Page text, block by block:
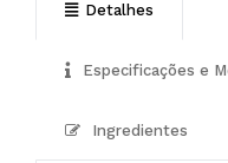
Detalhes
Especificações e
Ingredientes